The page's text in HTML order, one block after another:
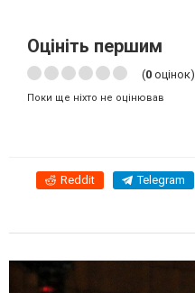
Оцініть першим
(0 оцінок)
Поки ще ніхто не оцінював
Reddit Telegram